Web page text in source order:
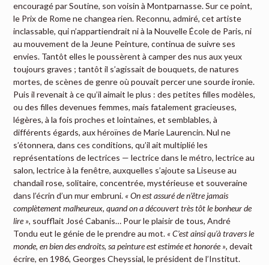
encouragé par Soutine, son voisin à Montparnasse. Sur ce point,
le Prix de Rome ne changea rien. Reconnu, admiré, cet artiste
inclassable, qui n’appartiendrait ni à la Nouvelle École de Paris, ni
au mouvement de la Jeune Peinture, continua de suivre ses
envies. Tantôt elles le poussèrent à camper des nus aux yeux
toujours graves ; tantôt il s’agissait de bouquets, de natures
mortes, de scènes de genre où pouvait percer une sourde ironie.
Puis il revenait à ce qu’il aimait le plus : des petites filles modèles,
ou des filles devenues femmes, mais fatalement gracieuses,
légères, à la fois proches et lointaines, et semblables, à
différents égards, aux héroïnes de Marie Laurencin. Nul ne
s’étonnera, dans ces conditions, qu’il ait multiplié les
représentations de lectrices — lectrice dans le métro, lectrice au
salon, lectrice à la fenêtre, auxquelles s’ajoute sa Liseuse au
chandail rose, solitaire, concentrée, mystérieuse et souveraine
dans l’écrin d’un mur embruni. « On est assuré de n’être jamais
complètement malheureux, quand on a découvert très tôt le bonheur de
lire », soufflait José Cabanis… Pour le plaisir de tous, André
Tondu eut le génie de le prendre au mot. « C’est ainsi qu’à travers le
monde, en bien des endroits, sa peinture est estimée et honorée », devait
écrire, en 1986, Georges Cheyssial, le président de l’Institut.